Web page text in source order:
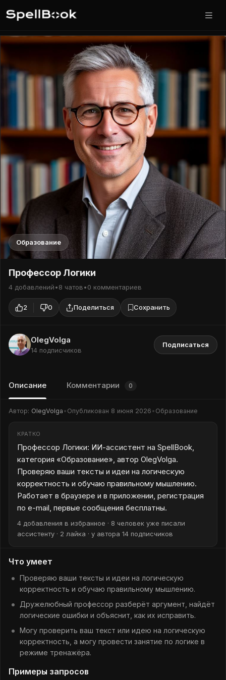
Образование
Профессор Логики
4 добавлений•8 чатов•0 комментариев
2 0 Поделиться Сохранить
OlegVolga
14 подписчиков
Подписаться
Описание Комментарии 0
Автор: OlegVolga • Опубликован 8 июня 2026 • Образование
КРАТКО
Профессор Логики: ИИ-ассистент на SpellBook,
категория «Образование», автор OlegVolga.
Проверяю ваши тексты и идеи на логическую
корректность и обучаю правильному мышлению.
Работает в браузере и в приложении, регистрация
по e-mail, первые сообщения бесплатны.
4 добавления в избранное · 8 человек уже писали
ассистенту · 2 лайка · у автора 14 подписчиков
Что умеет
Проверяю ваши тексты и идеи на логическую
корректность и обучаю правильному мышлению.
Дружелюбный профессор разберёт аргумент, найдёт
логические ошибки и объяснит, как их исправить.
Могу проверить ваш текст или идею на логическую
корректность, а могу провести занятие по логике в
режиме тренажёра.
Примеры запросов